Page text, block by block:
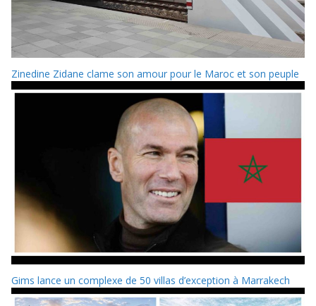
Zinedine Zidane clame son amour pour le Maroc et son peuple
Gims lance un complexe de 50 villas d’exception à Marrakech